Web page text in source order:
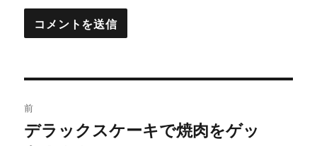
稿
前
過
デラックスケーキで焼肉をゲッ